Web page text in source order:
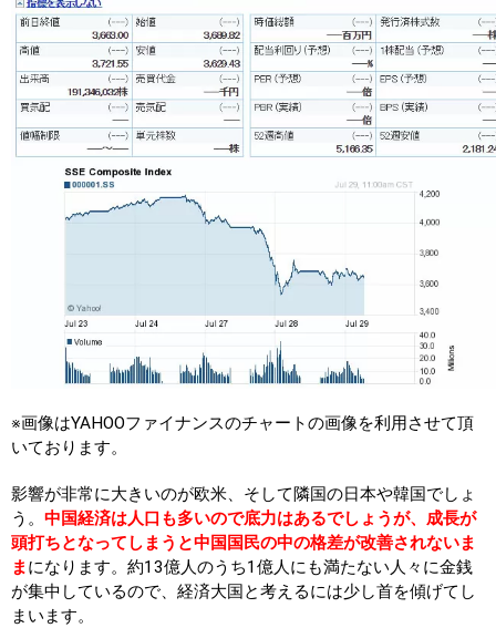
※画像はYAHOOファイナンスのチャートの画像を利用させて頂
いております。
影響が非常に大きいのが欧米、そして隣国の日本や韓国でしょ
う。 中国経済は人口も多いので底力はあるでしょうが、成長が
頭打ちとなってしまうと中国国民の中の格差が改善されないま
まになります。約13億人のうち1億人にも満たない人々に金銭
が集中しているので、経済大国と考えるには少し首を傾げてし
まいます。